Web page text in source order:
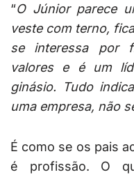
“O Júnior parece
veste com terno,
se interessa por
valores e é um
ginásio. Tudo
uma empresa, não
É como se os pais
é profissão. O